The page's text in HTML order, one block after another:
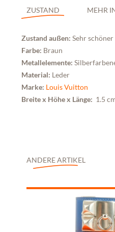
ZUSTAND MEHR
Zustand außen: Sehr
Farbe: Braun
Metallelemente:
Material: Leder
Marke: Louis Vuitton
Breite x Höhe x Länge: 1.5
ANDERE ARTIKEL